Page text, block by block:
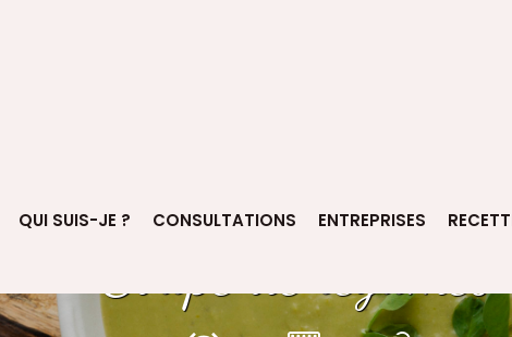
QUI SUIS-JE ? CONSULTATIONS ENTREPRISES
Soupe de légumes